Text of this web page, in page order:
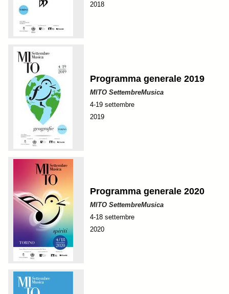
2018
Programma generale 2019
MITO SettembreMusica
4-19 settembre
2019
Programma generale 2020
MITO SettembreMusica
4-18 settembre
2020